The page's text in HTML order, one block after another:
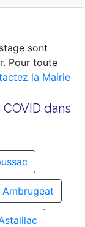
sont
Pour toute
la Mairie
dans
Ambrugeat